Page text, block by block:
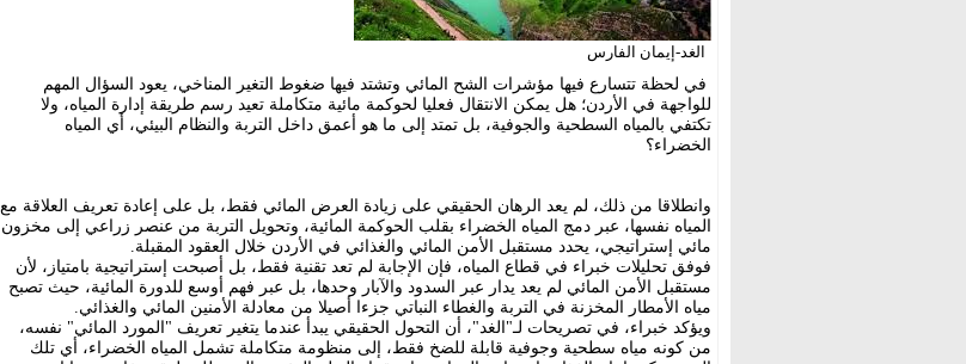
الغد-إيمان الفارس
في لحظة تتسارع فيها مؤشرات الشح المائي وتشتد فيها ضغوط التغير المناخي، يعود السؤال المهم
للواجهة في الأردن؛ هل يمكن الانتقال فعليا لحوكمة مائية متكاملة تعيد رسم طريقة إدارة المياه، ولا
تكتفي بالمياه السطحية والجوفية، بل تمتد إلى ما هو أعمق داخل التربة والنظام البيئي، أي المياه
الخضراء؟
وانطلاقا من ذلك، لم يعد الرهان الحقيقي على زيادة العرض المائي فقط، بل على إعادة تعريف العلاقة مع
المياه نفسها، عبر دمج المياه الخضراء بقلب الحوكمة المائية، وتحويل التربة من عنصر زراعي إلى مخزون
مائي إستراتيجي، يحدد مستقبل الأمن المائي والغذائي في الأردن خلال العقود المقبلة.
فوفق تحليلات خبراء في قطاع المياه، فإن الإجابة لم تعد تقنية فقط، بل أصبحت إستراتيجية بامتياز، لأن
مستقبل الأمن المائي لم يعد يدار عبر السدود والآبار وحدها، بل عبر فهم أوسع للدورة المائية، حيث تصبح
مياه الأمطار المخزنة في التربة والغطاء النباتي جزءا أصيلا من معادلة الأمنين المائي والغذائي.
ويؤكد خبراء، في تصريحات لـ"الغد"، أن التحول الحقيقي يبدأ عندما يتغير تعريف "المورد المائي" نفسه،
من كونه مياه سطحية وجوفية قابلة للضخ فقط، إلى منظومة متكاملة تشمل المياه الخضراء، أي تلك